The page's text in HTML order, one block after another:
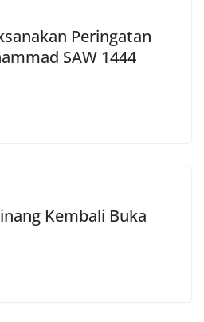
Peringatan
SAW 1444
Kembali Buka